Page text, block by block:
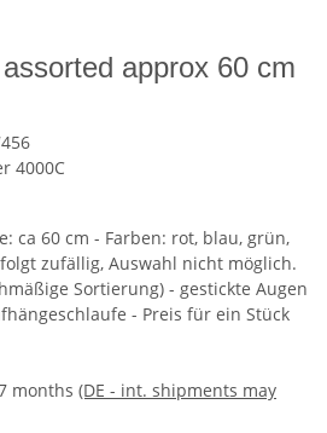
approx 60 cm
4000C
ca 60 cm - Farben: rot, blau, grün,
zufällig, Auswahl nicht möglich.
Sortierung) - gestickte Augen
- Preis für ein Stück
months (DE - int. shipments may